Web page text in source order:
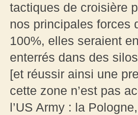
tactiques de croisière
nos principales forces
100%, elles seraient
enterrés dans des
[et réussir ainsi une
cette zone n’est pas
l’US Army : la